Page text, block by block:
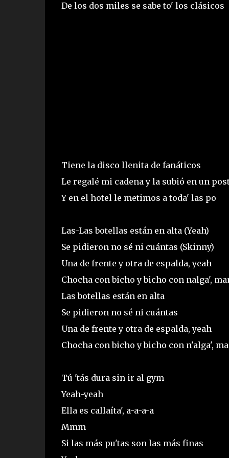
De los dos miles se sabe to' los clásicos
Tiene la disco llenita de fanáticos
Le regalé mi cadena y la subió en un
Y en el hotel le metimos a toda' las po
Las-Las botellas están en alta (Yeah)
Se pidieron no sé ni cuántas (Skinny)
Una de frente y otra de espalda, yeah
Chocha con bicho y bicho con nalga',
Las botellas están en alta
Se pidieron no sé ni cuántas
Una de frente y otra de espalda, yeah
Chocha con bicho y bicho con n'alga', ma
Tú 'tás dura sin ir al gym
Yeah-yeah
Ella es callaíta', a-a-a-a
Mmm
Si las más pu'tas son las más finas